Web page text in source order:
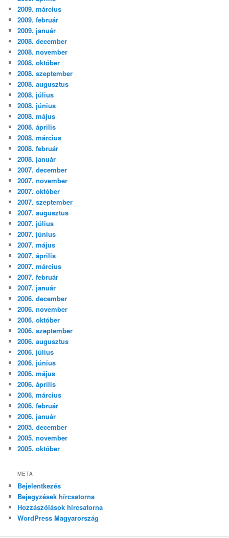
2009. március
2009. február
2009. január
2008. december
2008. november
2008. október
2008. szeptember
2008. augusztus
2008. július
2008. június
2008. május
2008. április
2008. március
2008. február
2008. január
2007. december
2007. november
2007. október
2007. szeptember
2007. augusztus
2007. július
2007. június
2007. május
2007. április
2007. március
2007. február
2007. január
2006. december
2006. november
2006. október
2006. szeptember
2006. augusztus
2006. július
2006. június
2006. május
2006. április
2006. március
2006. február
2006. január
2005. december
2005. november
2005. október
META
Bejelentkezés
Bejegyzések hírcsatorna
Hozzászólások hírcsatorna
WordPress Magyarország